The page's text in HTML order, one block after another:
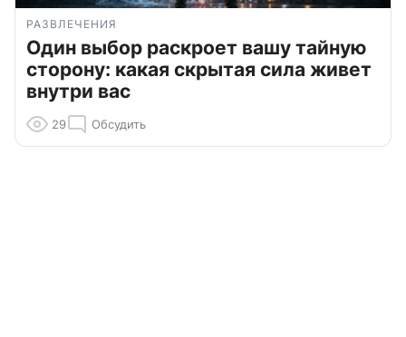
РАЗВЛЕЧЕНИЯ
Один выбор раскроет вашу тайную
сторону: какая скрытая сила живет
внутри вас
29 Обсудить